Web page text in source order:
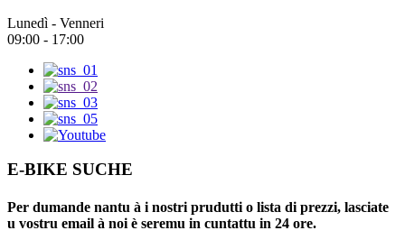
Lunedì - Venneri
09:00 - 17:00
E-BIKE SUCHE
Per dumande nantu à i nostri prudutti o lista di prezzi, lasciate
u vostru email à noi è seremu in cuntattu in 24 ore.